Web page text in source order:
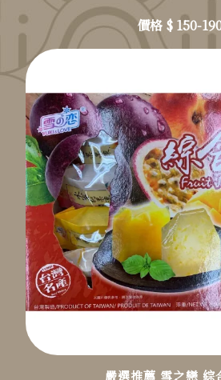
價格 $ 150-
嚴選推薦 雪之戀 綜